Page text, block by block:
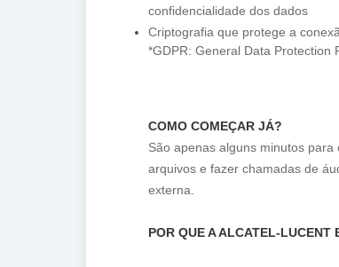
confidencialidade dos dados
Criptografia que protege a
*GDPR: General Data Protection
COMO COMEÇAR JÁ?
São apenas alguns minutos
arquivos e fazer chamadas de
externa.
POR QUE A ALCATEL-LUCENT